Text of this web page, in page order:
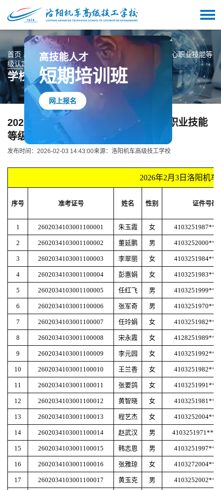
首页 学校动态
2026年2月3日洛阳机车职业教育中心职业技能等
级认定成绩公示表
学校动态
2026年2月3日洛阳机车职业教育中心职业技能
等级认定成绩公示表
发布时间：2026-02-03 14:43:00来源：洛阳机车高级技工学校
2026年2月3日洛阳机
序号 准考证号 姓名 性别 证件号码
1 2602034103001100001 朱玉霞 女
2 2602034103001100002 董延鹏 男
3 2602034103001100003 李翠丽 女
4 2602034103001100004 彭惠娟 女
5 2602034103001100005 任红飞 男
6 2602034103001100006 张军奇 男
7 2602034103001100007 任玲娟 女
8 2602034103001100008 宋永霞 女
9 2602034103001100009 李元园 女
10 2602034103001100010 王兰香 女
11 2602034103001100011 张要鸽 女
12 2602034103001100012 黄智晓 女
13 2602034103001100013 程艺杰 女
14 2602034103001100014 赵武汉 男
15 2602034103001100015 韩志恩 男
16 2602034103001100016 张雅琼 女
17 2602034103001100017 黄玉克 男
高技能人才
短期培训班
网上报名